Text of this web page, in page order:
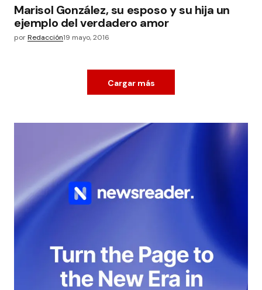
Marisol González, su esposo y su hija un
ejemplo del verdadero amor
porRedacción19 mayo, 2016
Cargar más